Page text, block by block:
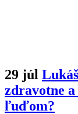
29 júl
zdravotne
ľuďom?